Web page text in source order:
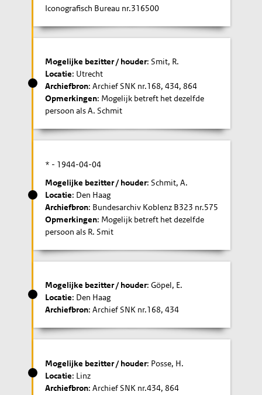
Iconografisch Bureau nr.316500
Mogelijke bezitter / houder: Smit, R.
Locatie: Utrecht
Archiefbron: Archief SNK nr.168, 434, 864
Opmerkingen: Mogelijk betreft het dezelfde
persoon als A. Schmit
* - 1944-04-04
Mogelijke bezitter / houder: Schmit, A.
Locatie: Den Haag
Archiefbron: Bundesarchiv Koblenz B323 nr.575
Opmerkingen: Mogelijk betreft het dezelfde
persoon als R. Smit
Mogelijke bezitter / houder: Göpel, E.
Locatie: Den Haag
Archiefbron: Archief SNK nr.168, 434
Mogelijke bezitter / houder: Posse, H.
Locatie: Linz
Archiefbron: Archief SNK nr.434, 864